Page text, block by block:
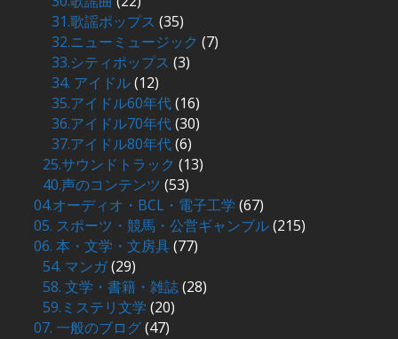
31.歌謡ポップス (35)
32.ニューミュージック (7)
33.シティポップス (3)
34. アイドル(12)
35.アイドル60年代(16)
36.アイドル70年代(30)
37.アイドル80年代(6)
25.サウンドトラック (13)
40.声のコンテンツ (53)
04.オーディオ・BCL・電子工学 (67)
05. スポーツ・競馬・公営ギャンブル(215)
06. 本・文学・文房具(77)
54. マンガ(29)
58. 文学・書籍・雑誌(28)
59.ミステリ文学 (20)
07. 一般のブログ(47)